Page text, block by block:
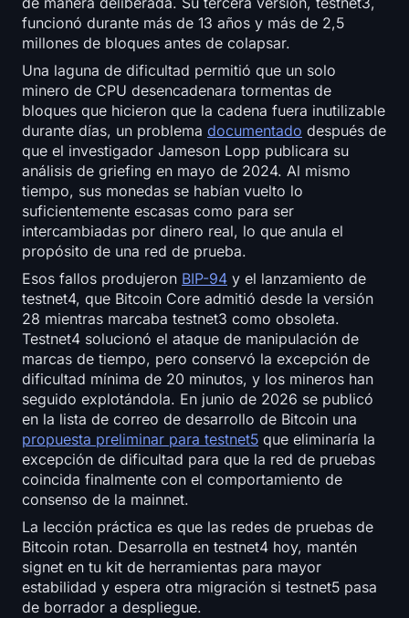
funcionó durante más de 13 años y más de 2,5
millones de bloques antes de colapsar.
Una laguna de dificultad permitió que un solo
minero de CPU desencadenara tormentas de
bloques que hicieron que la cadena fuera inutilizable
durante días, un problema documentado después de
que el investigador Jameson Lopp publicara su
análisis de griefing en mayo de 2024. Al mismo
tiempo, sus monedas se habían vuelto lo
suficientemente escasas como para ser
intercambiadas por dinero real, lo que anula el
propósito de una red de prueba.
Esos fallos produjeron BIP-94 y el lanzamiento de
testnet4, que Bitcoin Core admitió desde la versión
28 mientras marcaba testnet3 como obsoleta.
Testnet4 solucionó el ataque de manipulación de
marcas de tiempo, pero conservó la excepción de
dificultad mínima de 20 minutos, y los mineros han
seguido explotándola. En junio de 2026 se publicó
en la lista de correo de desarrollo de Bitcoin una
propuesta preliminar para testnet5 que eliminaría la
excepción de dificultad para que la red de pruebas
coincida finalmente con el comportamiento de
consenso de la mainnet.
La lección práctica es que las redes de pruebas de
Bitcoin rotan. Desarrolla en testnet4 hoy, mantén
signet en tu kit de herramientas para mayor
estabilidad y espera otra migración si testnet5 pasa
de borrador a despliegue.